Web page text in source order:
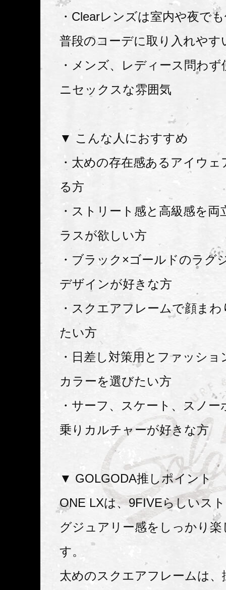
・Clearレンズは室内や夜で
普段のコーデに取り入れやす
・メンズ、レディース問わ
ニセックスな雰囲気
▼ こんな人におすすめ
・太めの存在感あるアイウ
る方
・ストリート感と高級感を
ラスが欲しい方
・ブラック×ゴールドのラグ
デザインが好きな方
・スクエアフレームで顔ま
たい方
・日差し対策用とファッシ
カラーを選びたい方
・サーフ、スケート、スノ
乗りカルチャーが好きな方
▼ GOLGODA推しポイント
ONE LXは、9FIVEらしいス
グジュアリー感をしっかり
す。
太めのスクエアフレームは